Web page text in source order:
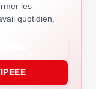
les
quotidien.